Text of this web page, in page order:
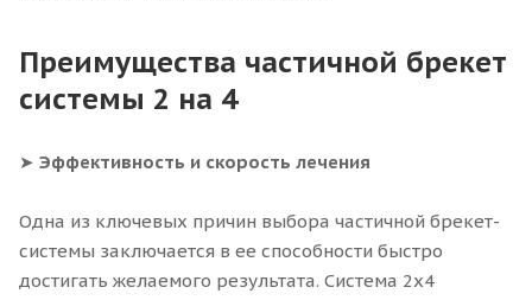
Преимущества частичной брекет
системы 2 на 4
➤ Эффективность и скорость лечения
Одна из ключевых причин выбора частичной брекет-
системы заключается в ее способности быстро
достигать желаемого результата. Система 2x4